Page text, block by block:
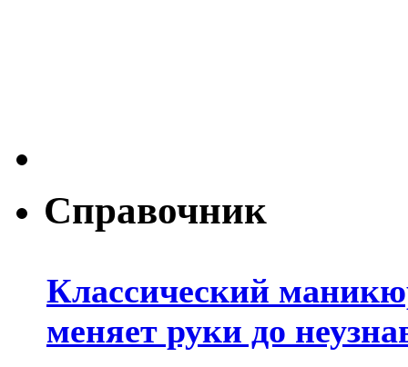
Справочник
Классический
меняет руки до